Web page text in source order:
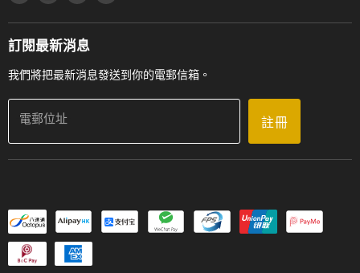
門市購買產品及服務
訂閱最新消息
我們將把最新消息發送到你的電郵信箱。
電郵位址 註冊